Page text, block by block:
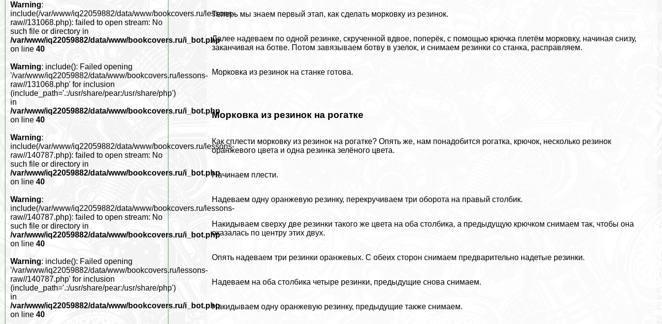
Теперь мы знаем первый этап, как сделать морковку из резинок.
Далее надеваем по одной резинке, скрученной вдвое, поперёк, с помощью крючка плетём морковку, начиная снизу,
заканчивая на ботве. Потом завязываем ботву в узелок, и снимаем резинки со станка, расправляем.
Морковка из резинок на станке готова.
Морковка из резинок на рогатке
Как сплести морковку из резинок на рогатке? Опять же, нам понадобится рогатка, крючок, несколько резинок
оранжевого цвета и одна резинка зелёного цвета.
Начинаем плести.
Надеваем одну оранжевую резинку, перекручиваем три оборота на правый столбик.
Накидываем сверху две резинки такого же цвета на оба столбика, а предыдущую крючком снимаем так, чтобы она
оказалась по центру этих двух.
Опять надеваем три резинки оранжевых. С обеих сторон снимаем предварительно надетые резинки.
Надеваем на оба столбика четыре резинки, предыдущие снова снимаем.
Накидываем одну оранжевую резинку, предыдущие также снимаем.
Warning:
include(/var/www/iq22059882/data/www/bookcovers.ru/lessons-
raw//131068.php): failed to open stream: No
such file or directory in
/var/www/iq22059882/data/www/bookcovers.ru/i_bot.php
on line 40
Warning: include(): Failed opening
'/var/www/iq22059882/data/www/bookcovers.ru/lessons-
raw//131068.php' for inclusion
(include_path='.:/usr/share/pear:/usr/share/php')
in
/var/www/iq22059882/data/www/bookcovers.ru/i_bot.php
on line 40
Warning:
include(/var/www/iq22059882/data/www/bookcovers.ru/lessons-
raw//140787.php): failed to open stream: No
such file or directory in
/var/www/iq22059882/data/www/bookcovers.ru/i_bot.php
on line 40
Warning:
include(/var/www/iq22059882/data/www/bookcovers.ru/lessons-
raw//140787.php): failed to open stream: No
such file or directory in
/var/www/iq22059882/data/www/bookcovers.ru/i_bot.php
on line 40
Warning: include(): Failed opening
'/var/www/iq22059882/data/www/bookcovers.ru/lessons-
raw//140787.php' for inclusion
(include_path='.:/usr/share/pear:/usr/share/php')
in
/var/www/iq22059882/data/www/bookcovers.ru/i_bot.php
on line 40